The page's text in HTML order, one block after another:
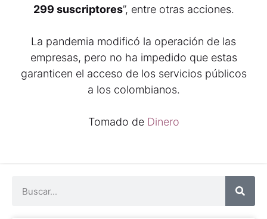
299 suscriptores”, entre otras acciones.
La pandemia modificó la operación de las
empresas, pero no ha impedido que estas
garanticen el acceso de los servicios públicos
a los colombianos.
Tomado de Dinero